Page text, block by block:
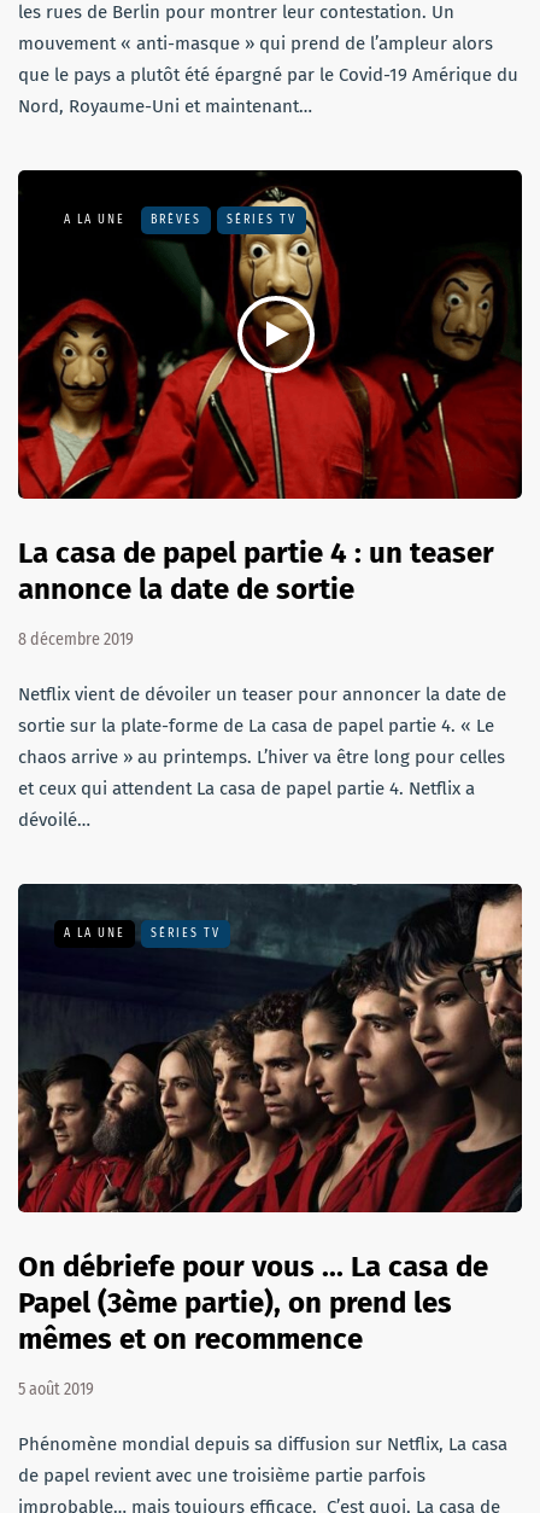
les rues de Berlin pour montrer leur contestation. Un
mouvement « anti-masque » qui prend de l’ampleur alors
que le pays a plutôt été épargné par le Covid-19 Amérique du
Nord, Royaume-Uni et maintenant…
A LA UNE BRÈVES SÉRIES TV
La casa de papel partie 4 : un teaser
annonce la date de sortie
8 décembre 2019
Netflix vient de dévoiler un teaser pour annoncer la date de
sortie sur la plate-forme de La casa de papel partie 4. « Le
chaos arrive » au printemps. L’hiver va être long pour celles
et ceux qui attendent La casa de papel partie 4. Netflix a
dévoilé…
A LA UNE SÉRIES TV
On débriefe pour vous ... La casa de
Papel (3ème partie), on prend les
mêmes et on recommence
5 août 2019
Phénomène mondial depuis sa diffusion sur Netflix, La casa
de papel revient avec une troisième partie parfois
improbable… mais toujours efficace. C’est quoi, La casa de